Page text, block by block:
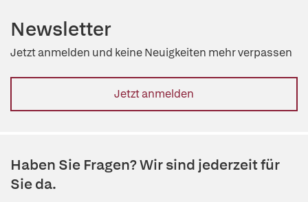
Newsletter
Jetzt anmelden und keine Neuigkeiten mehr verpassen
Jetzt anmelden
Haben Sie Fragen? Wir sind jederzeit für
Sie da.